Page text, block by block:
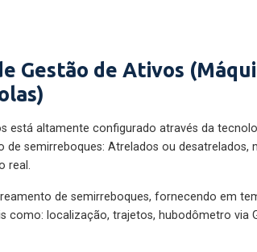
Gestão de Ativos
está altamente configurado através da
semirreboques: Atrelados ou desatrelados,
real.
de semirreboques, fornecendo em
como: localização, trajetos, hubodômetro via